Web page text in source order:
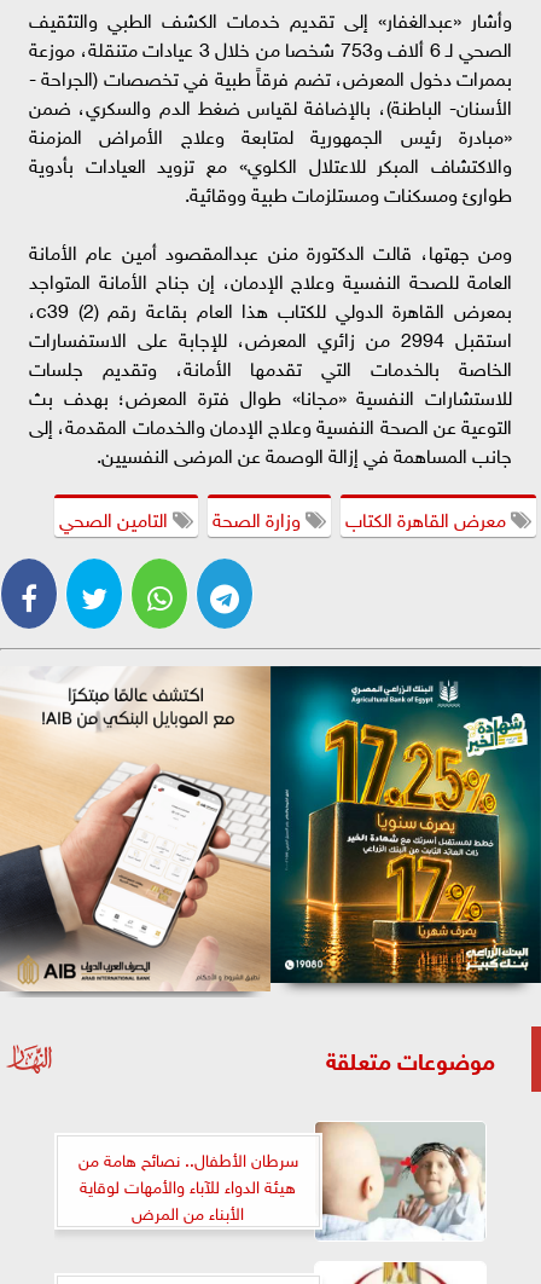
وأشار «عبدالغفار» إلى تقديم خدمات الكشف الطبي والتثقيف
الصحي لـ 6 ألاف و753 شخصا من خلال 3 عيادات متنقلة، موزعة
بممرات دخول المعرض، تضم فرقاً طبية في تخصصات (الجراحة -
الأسنان- الباطنة)، بالإضافة لقياس ضغط الدم والسكري، ضمن
«مبادرة رئيس الجمهورية لمتابعة وعلاج الأمراض المزمنة
والاكتشاف المبكر للاعتلال الكلوي» مع تزويد العيادات بأدوية
طوارئ ومسكنات ومستلزمات طبية ووقائية.
ومن جهتها، قالت الدكتورة منن عبدالمقصود أمين عام الأمانة
العامة للصحة النفسية وعلاج الإدمان، إن جناح الأمانة المتواجد
بمعرض القاهرة الدولي للكتاب هذا العام بقاعة رقم (2) c39،
استقبل 2994 من زائري المعرض، للإجابة على الاستفسارات
الخاصة بالخدمات التي تقدمها الأمانة، وتقديم جلسات
للاستشارات النفسية «مجانا» طوال فترة المعرض؛ بهدف بث
التوعية عن الصحة النفسية وعلاج الإدمان والخدمات المقدمة، إلى
جانب المساهمة في إزالة الوصمة عن المرضى النفسيين.
معرض القاهرة الكتاب
وزارة الصحة التامين الصحي
موضوعات متعلقة
سرطان الأطفال.. نصائح هامة من
هيئة الدواء للآباء والأمهات لوقاية
الأبناء من المرض